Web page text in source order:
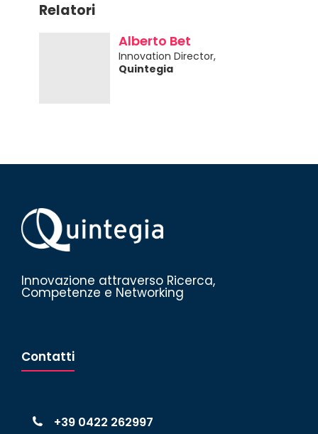
Relatori
Alberto Bet
Innovation Director,
Quintegia
Innovazione attraverso Ricerca,
Competenze e Networking
Contatti
+39 0422 262997